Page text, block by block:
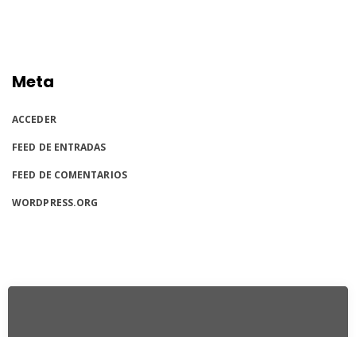
Meta
ACCEDER
FEED DE ENTRADAS
FEED DE COMENTARIOS
WORDPRESS.ORG